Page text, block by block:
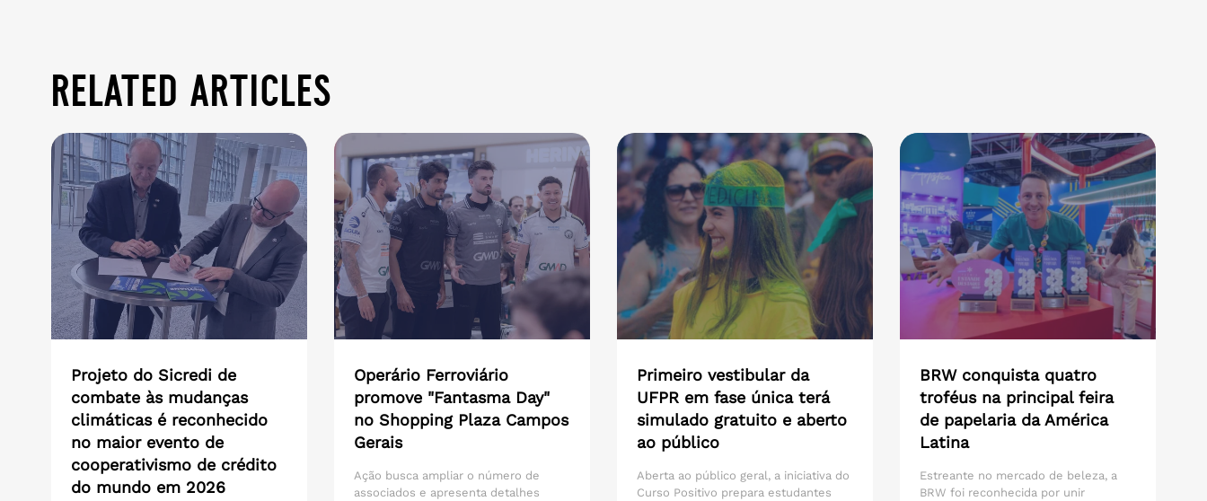
related articles
Projeto do Sicredi de
combate às mudanças
climáticas é reconhecido
no maior evento de
cooperativismo de crédito
do mundo em 2026
Operário Ferroviário
promove "Fantasma Day"
no Shopping Plaza Campos
Gerais
Ação busca ampliar o número de
associados e apresenta detalhes
Primeiro vestibular da
UFPR em fase única terá
simulado gratuito e aberto
ao público
Aberta ao público geral, a iniciativa do
Curso Positivo prepara estudantes
BRW conquista quatro
troféus na principal feira
de papelaria da América
Latina
Estreante no mercado de beleza, a
BRW foi reconhecida por unir